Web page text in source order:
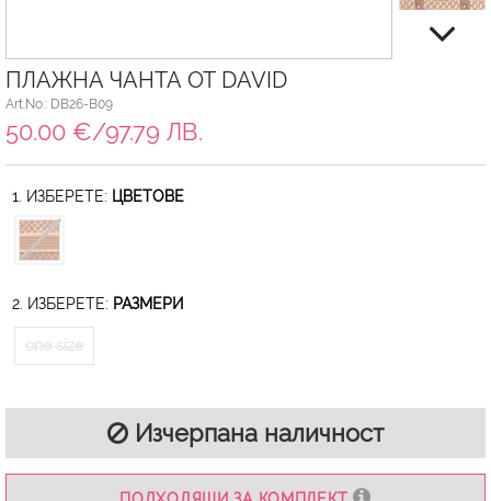
ПЛАЖНА ЧАНТА ОТ DAVID
Art.No.: DB26-B09
50.00 €/97.79 ЛВ.
1. ИЗБЕРЕТЕ: ЦВЕТОВЕ
2. ИЗБЕРЕТЕ: РАЗМЕРИ
one size
Изчерпана наличност